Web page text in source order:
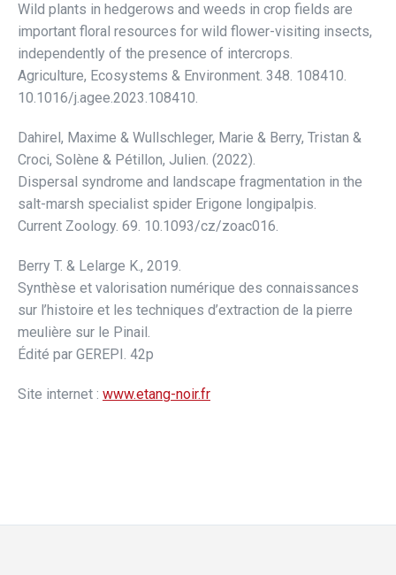
Wild plants in hedgerows and weeds in crop fields are
important floral resources for wild flower-visiting insects,
independently of the presence of intercrops.
Agriculture, Ecosystems & Environment. 348. 108410.
10.1016/j.agee.2023.108410.
Dahirel, Maxime & Wullschleger, Marie & Berry, Tristan &
Croci, Solène & Pétillon, Julien. (2022).
Dispersal syndrome and landscape fragmentation in the
salt-marsh specialist spider Erigone longipalpis.
Current Zoology. 69. 10.1093/cz/zoac016.
Berry T. & Lelarge K., 2019.
Synthèse et valorisation numérique des connaissances
sur l’histoire et les techniques d’extraction de la pierre
meulière sur le Pinail.
Édité par GEREPI. 42p
Site internet : www.etang-noir.fr